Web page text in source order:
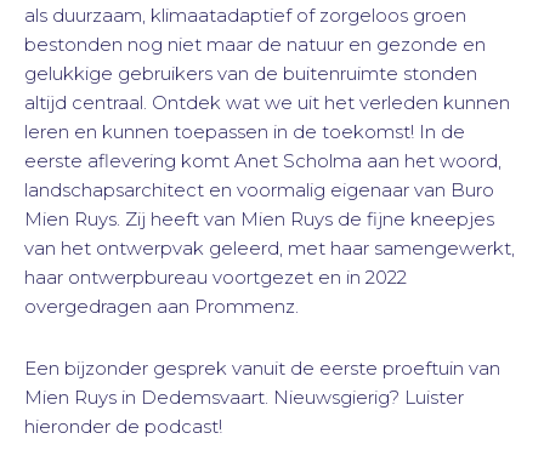
als duurzaam, klimaatadaptief of zorgeloos groen
bestonden nog niet maar de natuur en gezonde en
gelukkige gebruikers van de buitenruimte stonden
altijd centraal. Ontdek wat we uit het verleden kunnen
leren en kunnen toepassen in de toekomst! In de
eerste aflevering komt Anet Scholma aan het woord,
landschapsarchitect en voormalig eigenaar van Buro
Mien Ruys. Zij heeft van Mien Ruys de fijne kneepjes
van het ontwerpvak geleerd, met haar samengewerkt,
haar ontwerpbureau voortgezet en in 2022
overgedragen aan Prommenz.
Een bijzonder gesprek vanuit de eerste proeftuin van
Mien Ruys in Dedemsvaart. Nieuwsgierig? Luister
hieronder de podcast!